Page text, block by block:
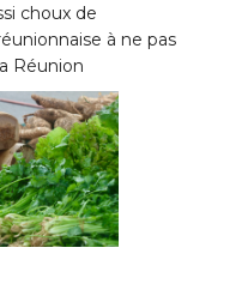
choux de
à ne pas
Réunion